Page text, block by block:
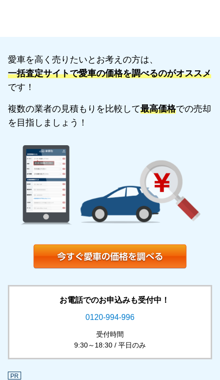
愛車を高く売りたいとお考えの方は、
一括査定サイトで愛車の価格を調べるのがオススメ
です！
複数の業者の見積もりを比較して最高価格での売却
を目指しましょう！
お電話でのお申込みも受付中！
0120-994-996
受付時間
9:30～18:30 / 平日のみ
PR